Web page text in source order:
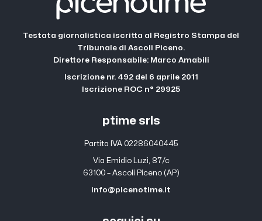
Testata giornalistica iscritta al Registro Stampa del
Tribunale di Ascoli Piceno.
Direttore Responsabile: Marco Amabili
Iscrizione nr. 492 del 6 aprile 2011
Iscrizione ROC n° 29925
ptime srls
Partita IVA 02286040445
Via Emidio Luzi, 87/c
63100 – Ascoli Piceno (AP)
info@picenotime.it